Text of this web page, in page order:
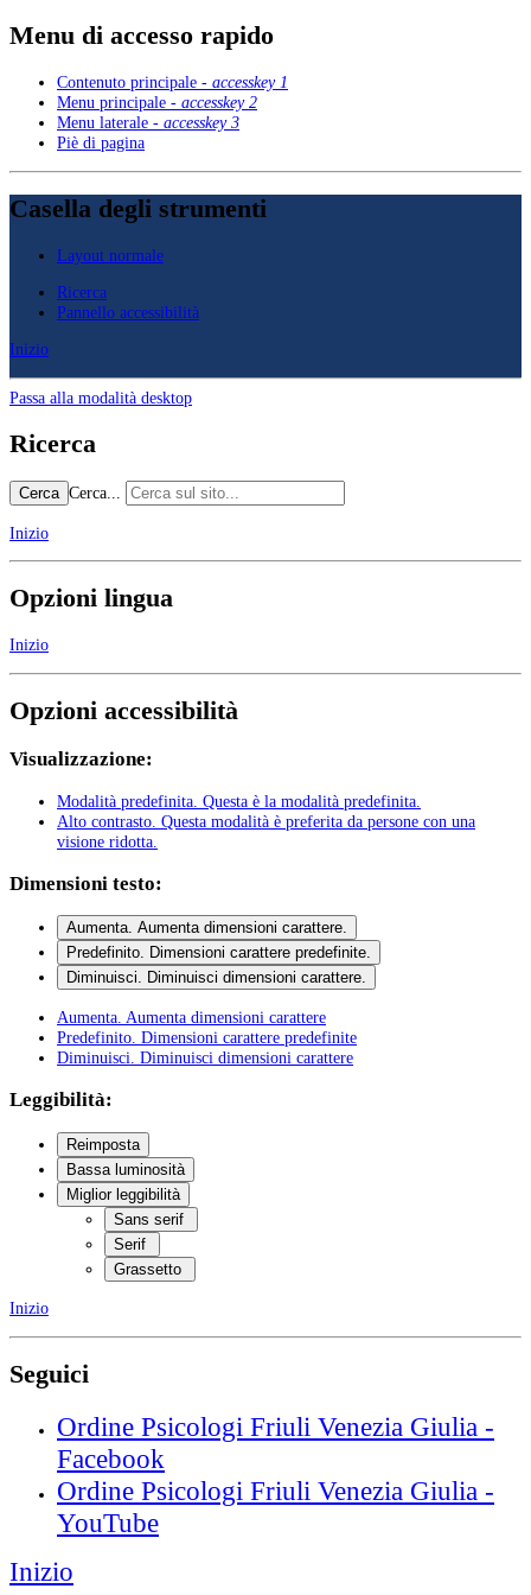
Menu di accesso rapido
Contenuto principale - accesskey 1
Menu principale - accesskey 2
Menu laterale - accesskey 3
Piè di pagina
Casella degli strumenti
Layout normale
Ricerca
Pannello accessibilità
Inizio
Passa alla modalità desktop
Ricerca
Cerca Cerca...
Inizio
Opzioni lingua
Inizio
Opzioni accessibilità
Visualizzazione:
Modalità predefinita . Questa è la modalità predefinita.
Alto contrasto . Questa modalità è preferita da persone con una
visione ridotta.
Dimensioni testo:
Aumenta. Aumenta dimensioni carattere.
Predefinito. Dimensioni carattere predefinite.
Diminuisci. Diminuisci dimensioni carattere.
Aumenta . Aumenta dimensioni carattere
Predefinito . Dimensioni carattere predefinite
Diminuisci . Diminuisci dimensioni carattere
Leggibilità:
Reimposta
Bassa luminosità
Miglior leggibilità
Sans serif
Serif
Grassetto
Inizio
Seguici
Ordine Psicologi Friuli Venezia Giulia -
Facebook
Ordine Psicologi Friuli Venezia Giulia -
YouTube
Inizio